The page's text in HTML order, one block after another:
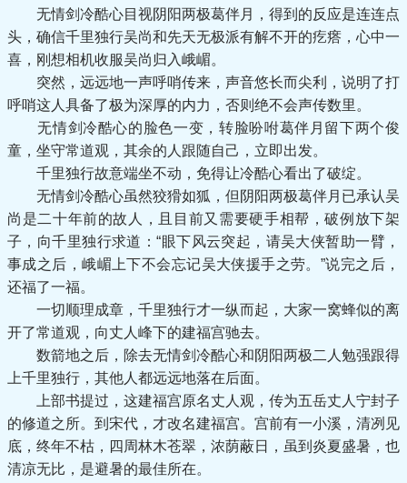
无情剑冷酷心目视阴阳两极葛伴月，得到的反应是连连点
头，确信千里独行吴尚和先天无极派有解不开的疙瘩，心中一
喜，刚想相机收服吴尚归入峨嵋。
突然，远远地一声呼哨传来，声音悠长而尖利，说明了打
呼哨这人具备了极为深厚的内力，否则绝不会声传数里。
无情剑冷酷心的脸色一变，转脸吩咐葛伴月留下两个俊
童，坐守常道观，其余的人跟随自己，立即出发。
千里独行故意端坐不动，免得让冷酷心看出了破绽。
无情剑冷酷心虽然狡猾如狐，但阴阳两极葛伴月已承认吴
尚是二十年前的故人，且目前又需要硬手相帮，破例放下架
子，向千里独行求道：“眼下风云突起，请吴大侠暂助一臂，
事成之后，峨嵋上下不会忘记吴大侠援手之劳。”说完之后，
还福了一福。
一切顺理成章，千里独行才一纵而起，大家一窝蜂似的离
开了常道观，向丈人峰下的建福宫驰去。
数箭地之后，除去无情剑冷酷心和阴阳两极二人勉强跟得
上千里独行，其他人都远远地落在后面。
上部书提过，这建福宫原名丈人观，传为五岳丈人宁封子
的修道之所。到宋代，才改名建福宫。宫前有一小溪，清冽见
底，终年不枯，四周林木苍翠，浓荫蔽日，虽到炎夏盛暑，也
清凉无比，是避暑的最佳所在。